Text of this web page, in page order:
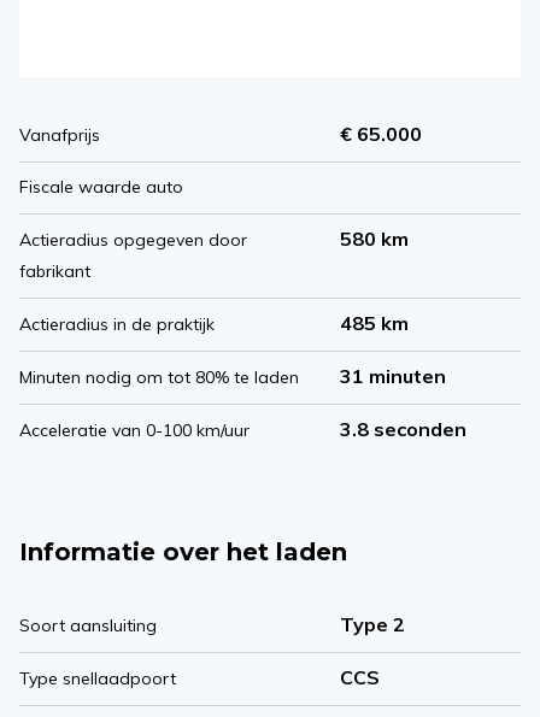
Vanafprijs € 65.000
Fiscale waarde auto
Actieradius opgegeven door
fabrikant
580 km
Actieradius in de praktijk 485 km
Minuten nodig om tot 80% te laden 31 minuten
Acceleratie van 0-100 km/uur 3.8 seconden
Informatie over het laden
Soort aansluiting Type 2
Type snellaadpoort CCS